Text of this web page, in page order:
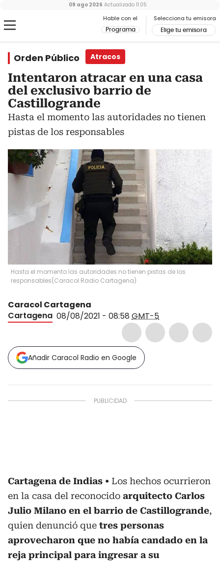
Hable con el
Programa
Selecciona tu emisora
Elige tu emisora
09 ago 2026 Actualizado 11:05
Orden Público Atracos
Intentaron atracar en una casa
del exclusivo barrio de
Castillogrande
Hasta el momento las autoridades no tienen
pistas de los responsables
Hasta el momento las autoridades no tienen pistas de los
responsables(Caracol Radio Cartagena)
Caracol Cartagena
Cartagena 08/08/2021 - 08:58 GMT-5
Añadir Caracol Radio en Google
Cartagena de Indias
Los hechos ocurrieron
en la casa del reconocido arquitecto Carlos
Julio Milano en el barrio de Castillogrande,
quien denunció que tres personas
aprovecharon que no había candado en la
reja principal para ingresar a su